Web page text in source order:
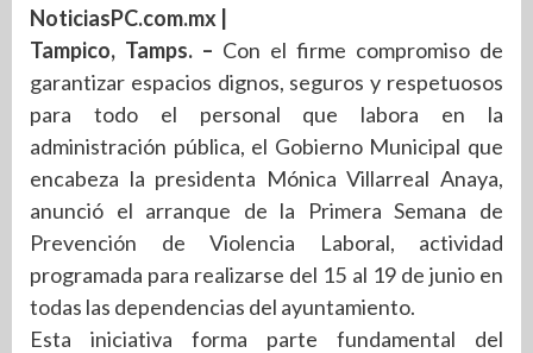
NoticiasPC.com.mx |
Tampico, Tamps. – Con el firme compromiso de
garantizar espacios dignos, seguros y respetuosos
para todo el personal que labora en la
administración pública, el Gobierno Municipal que
encabeza la presidenta Mónica Villarreal Anaya,
anunció el arranque de la Primera Semana de
Prevención de Violencia Laboral, actividad
programada para realizarse del 15 al 19 de junio en
todas las dependencias del ayuntamiento.
Esta iniciativa forma parte fundamental del